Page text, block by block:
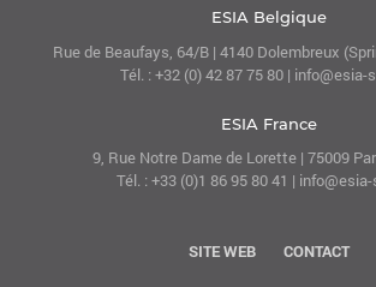
ESIA Belgique
Rue de Beaufays, 64/B | 4140 Dolembreux
Tél. : +32 (0) 42 87 75 80 | info@esia-
ESIA France
9, Rue Notre Dame de Lorette | 75009
Tél. : +33 (0)1 86 95 80 41 |
SITE WEB CONTACT